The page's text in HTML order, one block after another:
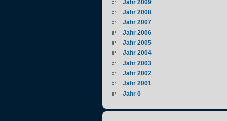
Jahr 2009
Jahr 2008
Jahr 2007
Jahr 2006
Jahr 2005
Jahr 2004
Jahr 2003
Jahr 2002
Jahr 2001
Jahr 0